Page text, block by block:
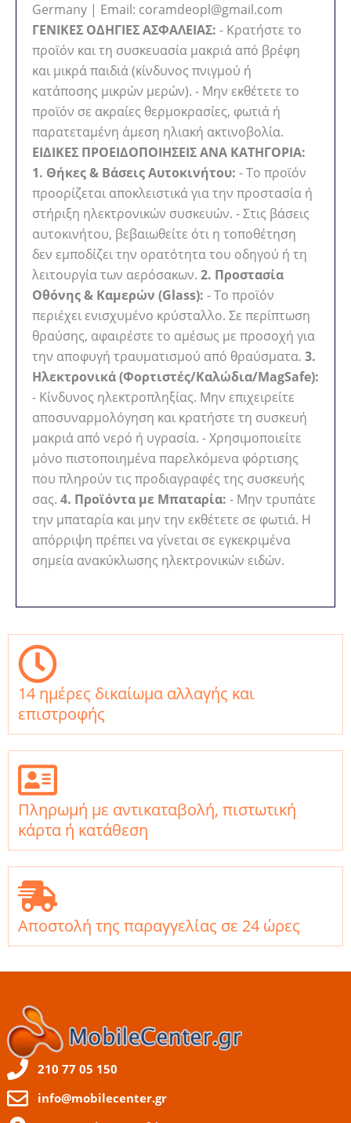
Germany | Email: coramdeopl@gmail.com
ΓΕΝΙΚΕΣ ΟΔΗΓΙΕΣ ΑΣΦΑΛΕΙΑΣ: - Κρατήστε το
προϊόν και τη συσκευασία μακριά από βρέφη
και μικρά παιδιά (κίνδυνος πνιγμού ή
κατάποσης μικρών μερών). - Μην εκθέτετε το
προϊόν σε ακραίες θερμοκρασίες, φωτιά ή
παρατεταμένη άμεση ηλιακή ακτινοβολία.
ΕΙΔΙΚΕΣ ΠΡΟΕΙΔΟΠΟΙΗΣΕΙΣ ΑΝΑ ΚΑΤΗΓΟΡΙΑ:
1. Θήκες & Βάσεις Αυτοκινήτου: - Το προϊόν
προορίζεται αποκλειστικά για την προστασία ή
στήριξη ηλεκτρονικών συσκευών. - Στις βάσεις
αυτοκινήτου, βεβαιωθείτε ότι η τοποθέτηση
δεν εμποδίζει την ορατότητα του οδηγού ή τη
λειτουργία των αερόσακων. 2. Προστασία
Οθόνης & Καμερών (Glass): - Το προϊόν
περιέχει ενισχυμένο κρύσταλλο. Σε περίπτωση
θραύσης, αφαιρέστε το αμέσως με προσοχή για
την αποφυγή τραυματισμού από θραύσματα. 3.
Ηλεκτρονικά (Φορτιστές/Καλώδια/MagSafe):
- Κίνδυνος ηλεκτροπληξίας. Μην επιχειρείτε
αποσυναρμολόγηση και κρατήστε τη συσκευή
μακριά από νερό ή υγρασία. - Χρησιμοποιείτε
μόνο πιστοποιημένα παρελκόμενα φόρτισης
που πληρούν τις προδιαγραφές της συσκευής
σας. 4. Προϊόντα με Μπαταρία: - Μην τρυπάτε
την μπαταρία και μην την εκθέτετε σε φωτιά. Η
απόρριψη πρέπει να γίνεται σε εγκεκριμένα
σημεία ανακύκλωσης ηλεκτρονικών ειδών.
14 ημέρες δικαίωμα αλλαγής και
επιστροφής
Πληρωμή με αντικαταβολή, πιστωτική
κάρτα ή κατάθεση
Αποστολή της παραγγελίας σε 24 ώρες
210 77 05 150
info@mobilecenter.gr